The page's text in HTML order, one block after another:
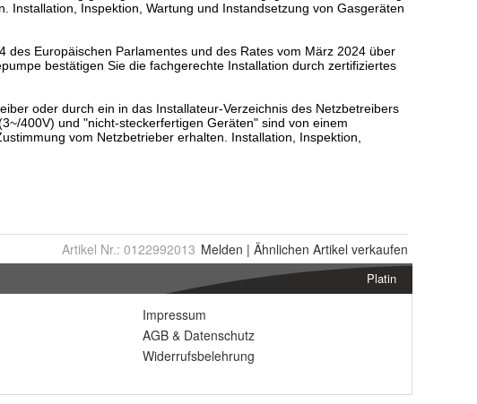
Artikel Nr.: 0122992013 Melden | Ähnlichen Artikel verkaufen
Platin
Impressum
AGB & Datenschutz
Widerrufsbelehrung